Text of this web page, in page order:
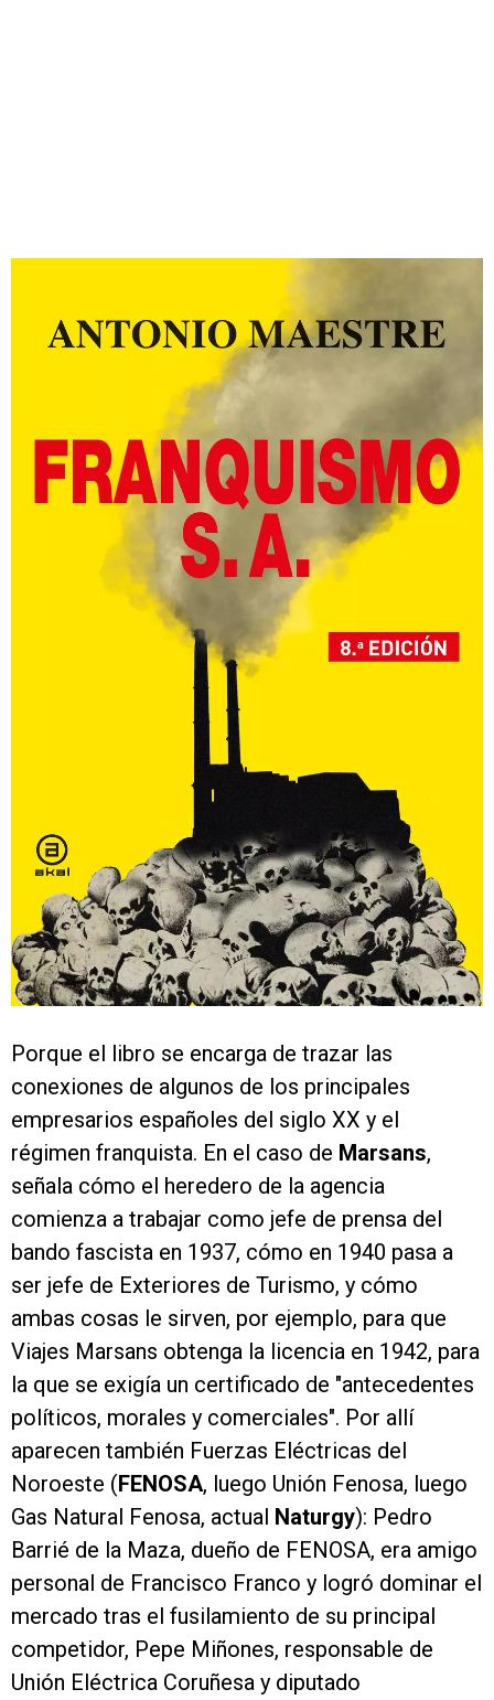
Porque el libro se encarga de trazar las
conexiones de algunos de los principales
empresarios españoles del siglo XX y el
régimen franquista. En el caso de Marsans,
señala cómo el heredero de la agencia
comienza a trabajar como jefe de prensa del
bando fascista en 1937, cómo en 1940 pasa a
ser jefe de Exteriores de Turismo, y cómo
ambas cosas le sirven, por ejemplo, para que
Viajes Marsans obtenga la licencia en 1942, para
la que se exigía un certificado de "antecedentes
políticos, morales y comerciales". Por allí
aparecen también Fuerzas Eléctricas del
Noroeste (FENOSA, luego Unión Fenosa, luego
Gas Natural Fenosa, actual Naturgy): Pedro
Barrié de la Maza, dueño de FENOSA, era amigo
personal de Francisco Franco y logró dominar el
mercado tras el fusilamiento de su principal
competidor, Pepe Miñones, responsable de
Unión Eléctrica Coruñesa y diputado